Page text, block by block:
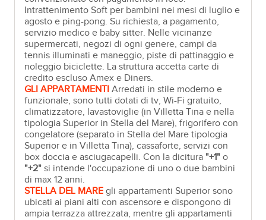
Intrattenimento Soft per bambini nei mesi di luglio e
agosto e ping-pong. Su richiesta, a pagamento,
servizio medico e baby sitter. Nelle vicinanze
supermercati, negozi di ogni genere, campi da
tennis illuminati e maneggio, piste di pattinaggio e
noleggio biciclette. La struttura accetta carte di
credito escluso Amex e Diners.
GLI APPARTAMENTI Arredati in stile moderno e
funzionale, sono tutti dotati di tv, Wi-Fi gratuito,
climatizzatore, lavastoviglie (in Villetta Tina e nella
tipologia Superior in Stella del Mare), frigorifero con
congelatore (separato in Stella del Mare tipologia
Superior e in Villetta Tina), cassaforte, servizi con
box doccia e asciugacapelli. Con la dicitura "+1"o
"+2"si intende l'occupazione di uno o due bambini
di max 12 anni.
STELLA DEL MARE gli appartamenti Superior sono
ubicati ai piani alti con ascensore e dispongono di
ampia terrazza attrezzata, mentre gli appartamenti